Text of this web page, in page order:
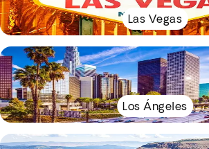
Las Vegas
Los Ángeles